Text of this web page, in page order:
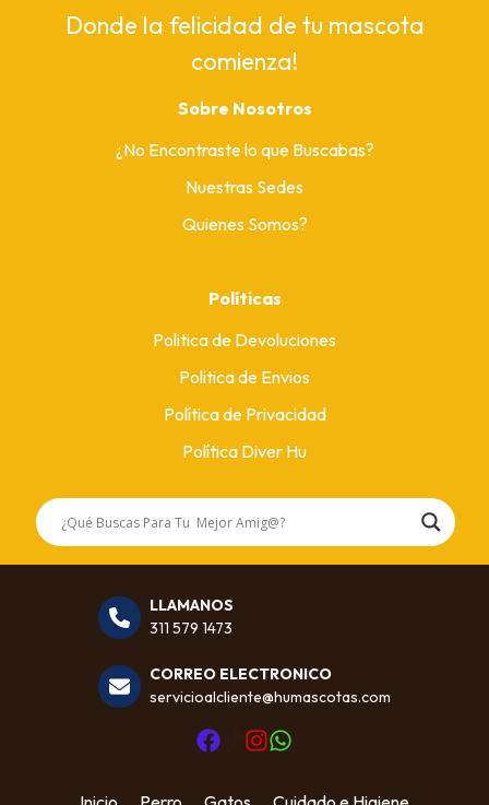
Donde la felicidad de tu mascota
comienza!
Sobre Nosotros
¿No Encontraste lo que Buscabas?
Nuestras Sedes
Quienes Somos?
Políticas
Politica de Devoluciones
Politica de Envios
Política de Privacidad
Política Diver Hu
LLAMANOS
311 579 1473
CORREO ELECTRONICO
servicioalcliente@humascotas.com